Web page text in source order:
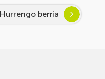
Hurrengo berria